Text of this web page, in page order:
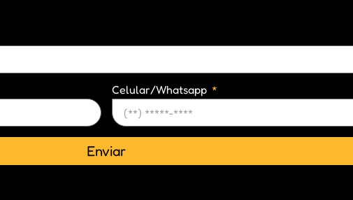
Celular/Whatsapp
Enviar